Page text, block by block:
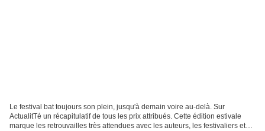
Le festival bat toujours son plein, jusqu'à demain voire au-delà. Sur
ActualitTé un récapitulatif de tous les prix attribués. Cette édition estivale
marque les retrouvailles très attendues avec les auteurs, les festivaliers et